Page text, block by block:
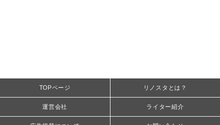
TOPページ リノスタとは？
運営会社 ライター紹介